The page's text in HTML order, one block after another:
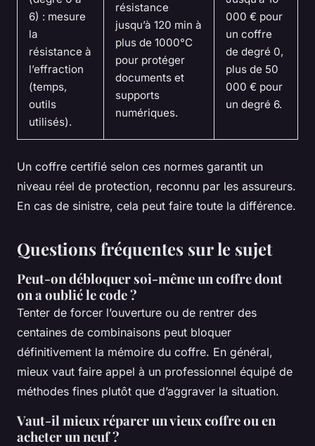
6) : mesure
la
résistance à
l’effraction
(temps,
outils
utilisés).
résistance
jusqu’à 120 min à
plus de 1000°C
pour protéger
documents et
supports
numériques.
000 € pour
un coffre
de degré 0,
plus de 50
000 € pour
un degré 6.
Un coffre certifié selon ces normes garantit un
niveau réel de protection, reconnu par les assureurs.
En cas de sinistre, cela peut faire toute la différence.
Questions fréquentes sur le sujet
Peut-on débloquer soi-même un coffre dont
on a oublié le code ?
Tenter de forcer l’ouverture ou de rentrer des
centaines de combinaisons peut bloquer
définitivement la mémoire du coffre. En général,
mieux vaut faire appel à un professionnel équipé de
méthodes fines plutôt que d’aggraver la situation.
Vaut-il mieux réparer un vieux coffre ou en
acheter un neuf ?